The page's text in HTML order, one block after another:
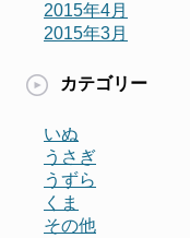
2015年4月
2015年3月
カテゴリー
いぬ
うさぎ
うずら
くま
その他